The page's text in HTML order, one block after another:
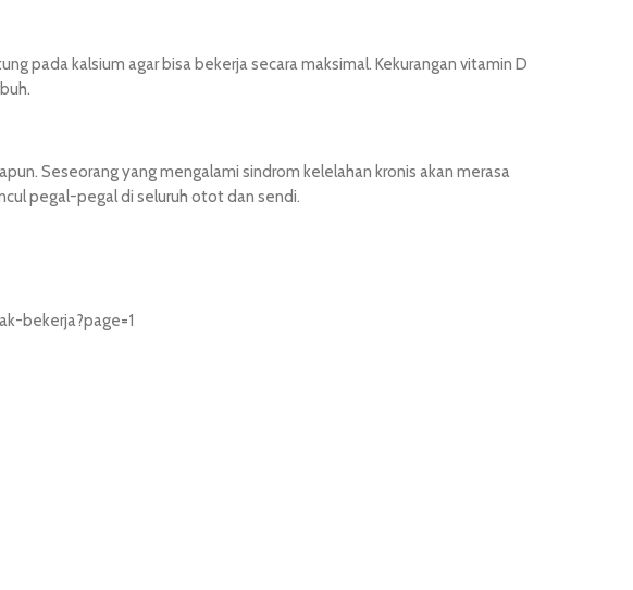
pada kalsium agar bisa bekerja secara maksimal. Kekurangan vitamin D
Seseorang yang mengalami sindrom kelelahan kronis akan merasa
pegal-pegal di seluruh otot dan sendi.
bekerja?page=1